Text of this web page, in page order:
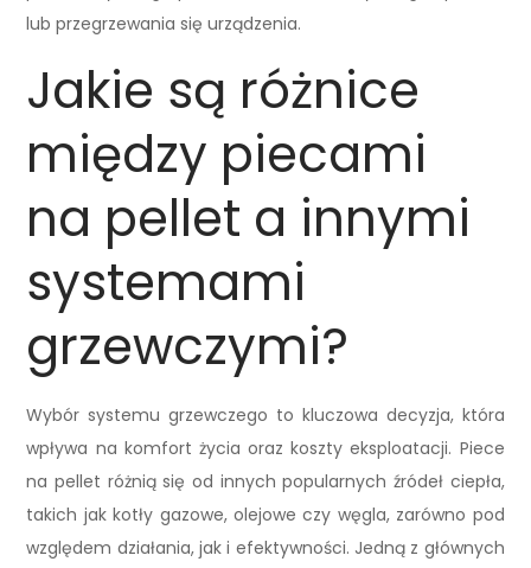
lub przegrzewania się urządzenia.
Jakie są różnice
między piecami
na pellet a innymi
systemami
grzewczymi?
Wybór systemu grzewczego to kluczowa decyzja, która
wpływa na komfort życia oraz koszty eksploatacji. Piece
na pellet różnią się od innych popularnych źródeł ciepła,
takich jak kotły gazowe, olejowe czy węgla, zarówno pod
względem działania, jak i efektywności. Jedną z głównych